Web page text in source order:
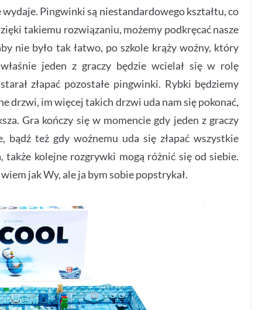
Pingwinki są niestandardowego kształtu, co
takiemu rozwiązaniu, możemy podkręcać nasze
nie było tak łatwo, po szkole krąży woźny, który
jeden z graczy będzie wcielał się w rolę
złapać pozostałe pingwinki. Rybki będziemy
drzwi, im więcej takich drzwi uda nam się pokonać,
Gra kończy się w momencie gdy jeden z graczy
też gdy woźnemu uda się złapać wszystkie
także kolejne rozgrywki mogą różnić się od siebie.
jak Wy, ale ja bym sobie popstrykał.